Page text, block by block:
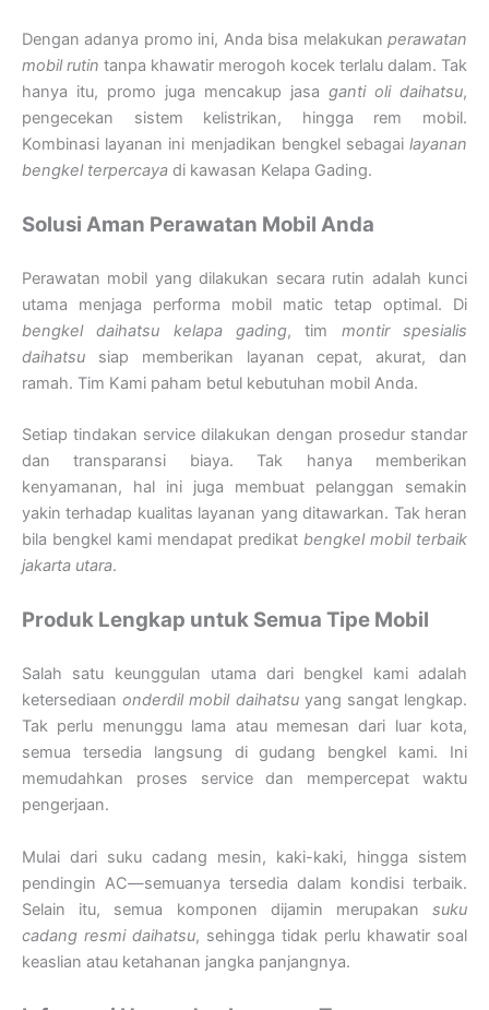
Dengan adanya promo ini, Anda bisa melakukan perawatan
mobil rutin tanpa khawatir merogoh kocek terlalu dalam. Tak
hanya itu, promo juga mencakup jasa ganti oli daihatsu,
pengecekan sistem kelistrikan, hingga rem mobil.
Kombinasi layanan ini menjadikan bengkel sebagai layanan
bengkel terpercaya di kawasan Kelapa Gading.
Solusi Aman Perawatan Mobil Anda
Perawatan mobil yang dilakukan secara rutin adalah kunci
utama menjaga performa mobil matic tetap optimal. Di
bengkel daihatsu kelapa gading, tim montir spesialis
daihatsu siap memberikan layanan cepat, akurat, dan
ramah. Tim Kami paham betul kebutuhan mobil Anda.
Setiap tindakan service dilakukan dengan prosedur standar
dan transparansi biaya. Tak hanya memberikan
kenyamanan, hal ini juga membuat pelanggan semakin
yakin terhadap kualitas layanan yang ditawarkan. Tak heran
bila bengkel kami mendapat predikat bengkel mobil terbaik
jakarta utara.
Produk Lengkap untuk Semua Tipe Mobil
Salah satu keunggulan utama dari bengkel kami adalah
ketersediaanonderdil mobil daihatsuyang sangat lengkap.
Tak perlu menunggu lama atau memesan dari luar kota,
semua tersedia langsung di gudang bengkel kami. Ini
memudahkan proses service dan mempercepat waktu
pengerjaan.
Mulai dari suku cadang mesin, kaki-kaki, hingga sistem
pendingin AC—semuanya tersedia dalam kondisi terbaik.
Selain itu, semua komponen dijamin merupakan suku
cadang resmi daihatsu, sehingga tidak perlu khawatir soal
keaslian atau ketahanan jangka panjangnya.